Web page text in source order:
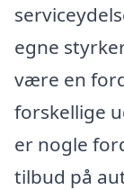
egne
være en
forskellige
er nogle
tilbud på